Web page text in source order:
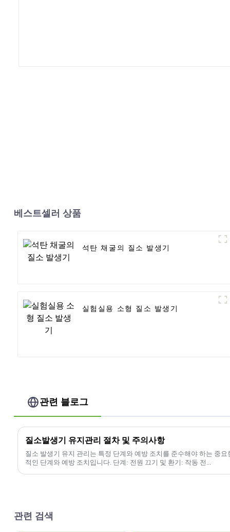
베스트셀러 상품
석탄 채굴의 질소 발생기
실험실용 소형 질소 발생기
관련 블로그
질소발생기 유지관리 절차 및 주의사항
질소 발생기 유지 관리는 특정 단계와 예방 조치를 준수해야 하는 중
적인 단계와 예방 조치입니다. 단계: 전원 끄기 및 환기: 작동 전...
관련 검색